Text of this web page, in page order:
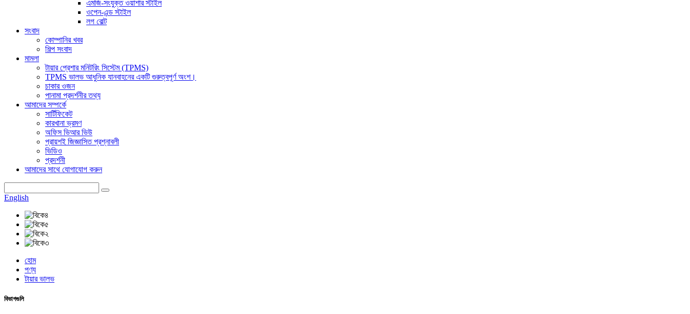
এমজি-সংযুক্ত ওয়াশার স্টাইল
ওপেন-এন্ড স্টাইল
লগ বোল্ট
সংবাদ
কোম্পানির খবর
শিল্প সংবাদ
মামলা
টায়ার প্রেশার মনিটরিং সিস্টেম (TPMS)
TPMS ভালভ আধুনিক যানবাহনের একটি গুরুত্বপূর্ণ অংশ।
চাকার ওজন
পানামা প্রদর্শনীর তথ্য
আমাদের সম্পর্কে
সার্টিফিকেট
কারখানা ভ্রমণ
অফিস ভিআর ভিউ
প্রায়শই জিজ্ঞাসিত প্রশ্নাবলী
ভিডিও
প্রদর্শনী
আমাদের সাথে যোগাযোগ করুন
English
হোম
পণ্য
টায়ার ভালভ
বিভাগগুলি